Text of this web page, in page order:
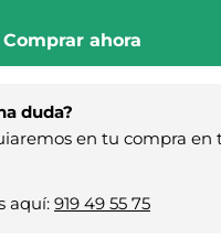
Comprar ahora
duda?
en tu compra en
aquí: 919 49 55 75